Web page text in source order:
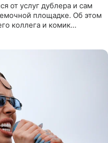
от услуг дублера и сам
площадке. Об этом
коллега и комик